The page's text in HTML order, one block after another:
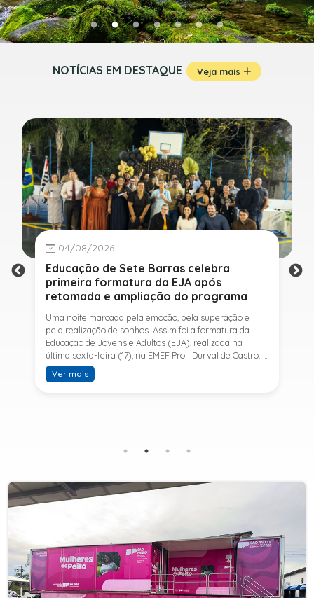
NOTÍCIAS EM DESTAQUE Veja mais
04/08/2026
Educação de Sete Barras celebra
primeira formatura da EJA após
retomada e ampliação do programa
Uma noite marcada pela emoção, pela superação e
pela realização de sonhos. Assim foi a formatura da
Educação de Jovens e Adultos (EJA), realizada na
última sexta-feira (17), na EMEF Prof. Durval de Castro. A
cerimônia celebrou a conclusão dos estudos de 53
alunos e entrou para a história ao marcar a primeira
SESI, ampliando o acesso à educação e oferecendo uma
retomar os estudos.A última turma da Educação de
Jovens e Adultos formada pelo município foi em 2016,
oferecida em Sete Barras e, a partir de agosto de 2025,
passou por uma importante ampliação. Em parceria
com o SESI, a Prefeitura passou a disponibilizar também
o Ensino Fundamental II (6º ao 9º ano) e o Ensino
Médio, ampliando significativamente as oportunidades
para que jovens e adultos concluam sua formação.A
Ver mais